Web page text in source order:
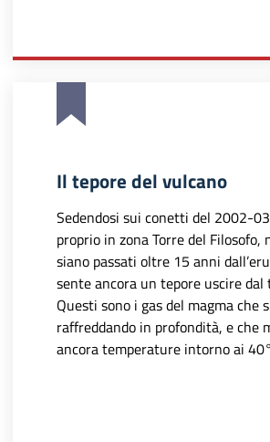
Il tepore del vulcano
Sedendosi sui conetti del 2002-
proprio in zona Torre del Filosofo,
siano passati oltre 15 anni
sente ancora un tepore uscire dal
Questi sono i gas del magma che
raffreddando in profondità, e che
ancora temperature intorno ai